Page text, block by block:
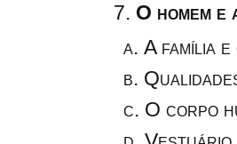
O homem
A família
O corpo